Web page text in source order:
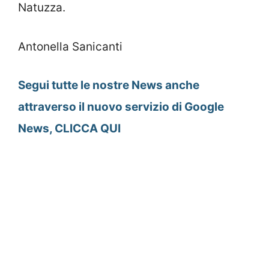
Natuzza.
Antonella Sanicanti
Segui tutte le nostre News anche
attraverso il nuovo servizio di Google
News, CLICCA QUI